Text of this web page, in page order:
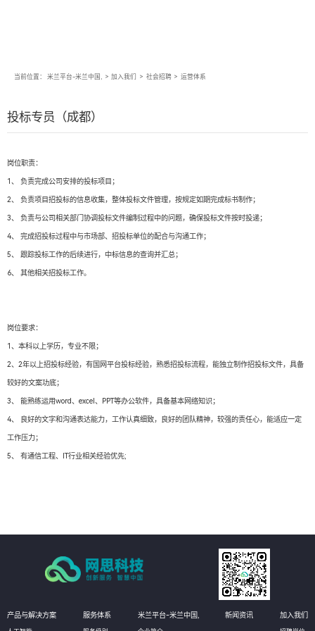
当前位置： 米兰平台-米兰中国, > 加入我们 > 社会招聘 > 运营体系
投标专员（成都）
岗位职责：
1、 负责完成公司安排的投标项目；
2、 负责项目招投标的信息收集，整体投标文件管理，按规定如期完成标书制作；
3、 负责与公司相关部门协调投标文件编制过程中的问题，确保投标文件按时投递；
4、 完成招投标过程中与市场部、招投标单位的配合与沟通工作；
5、 跟踪投标工作的后续进行，中标信息的查询并汇总；
6、 其他相关招投标工作。
岗位要求：
1、本科以上学历，专业不限；
2、2年以上招投标经验，有国网平台投标经验，熟悉招投标流程，能独立制作招投标文件，具备
较好的文案功底；
3、 能熟练运用word、excel、PPT等办公软件，具备基本网络知识；
4、 良好的文字和沟通表达能力，工作认真细致，良好的团队精神，较强的责任心，能适应一定
工作压力；
5、 有通信工程、IT行业相关经验优先;
产品与解决方案 服务体系 米兰平台-米兰中国, 新闻资讯 加入我们